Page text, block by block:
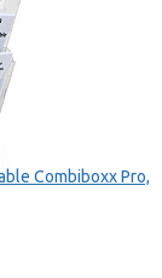
Combiboxx Pro,